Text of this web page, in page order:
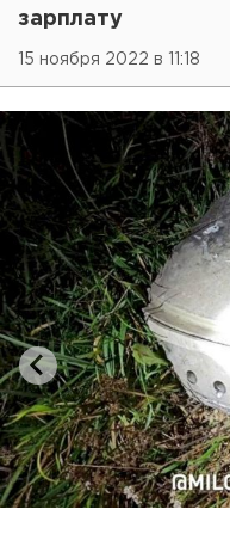
зарплату
15 ноября 2022 в 11:18